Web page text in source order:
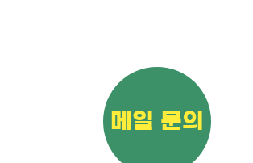
메일 문의